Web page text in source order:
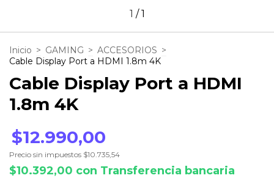
1 /1
Inicio > GAMING > ACCESORIOS >
Cable Display Port a HDMI 1.8m 4K
Cable Display Port a HDMI
1.8m 4K
$12.990,00
Precio sin impuestos $10.735,54
$10.392,00 con Transferencia bancaria